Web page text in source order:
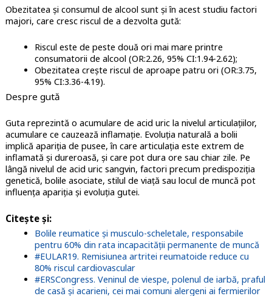
Obezitatea și consumul de alcool sunt și în acest studiu factori
majori, care cresc riscul de a dezvolta gută:
Riscul este de peste două ori mai mare printre
consumatorii de alcool (OR:2.26, 95% CI:1.94-2.62);
Obezitatea crește riscul de aproape patru ori (OR:3.75,
95% CI:3.36-4.19).
Despre gută
Guta reprezintă o acumulare de acid uric la nivelul articulațiilor,
acumulare ce cauzează inflamație. Evoluția naturală a bolii
implică apariția de pusee, în care articulația este extrem de
inflamată și dureroasă, și care pot dura ore sau chiar zile. Pe
lângă nivelul de acid uric sangvin, factori precum predispoziția
genetică, bolile asociate, stilul de viață sau locul de muncă pot
influența apariția și evoluția gutei.
Citește și:
Bolile reumatice și musculo-scheletale, responsabile
pentru 60% din rata incapacităţii permanente de muncă
#EULAR19. Remisiunea artritei reumatoide reduce cu
80% riscul cardiovascular
#ERSCongress. Veninul de viespe, polenul de iarbă, praful
de casă și acarieni, cei mai comuni alergeni ai fermierilor